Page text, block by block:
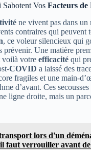
Vos Facteurs
ne vivent pas dans un
contraires qui peuvent
, ce voleur silencieux qui
prévenir. Une matière
voilà votre efficacité qui
COVID a laissé des
fragiles et une main-
d’avant. Ces
ligne droite, mais un
lors d'un
faut verrouiller avant